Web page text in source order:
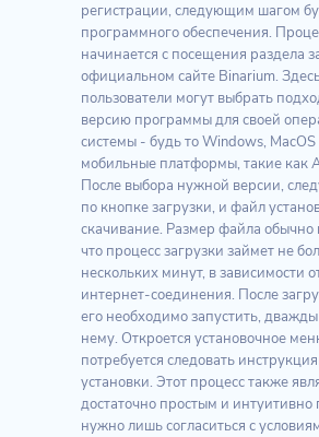
регистрации, следующим шагом
программного обеспечения.
начинается с посещения раздела
официальном сайте Binarium.
пользователи могут выбрать
версию программы для своей
системы - будь то Windows,
мобильные платформы, такие как
После выбора нужной версии,
по кнопке загрузки, и файл
скачивание. Размер файла обычно
что процесс загрузки займет не
нескольких минут, в зависимости
интернет-соединения. После
его необходимо запустить,
нему. Откроется установочное
потребуется следовать
установки. Этот процесс также
достаточно простым и
нужно лишь согласиться с